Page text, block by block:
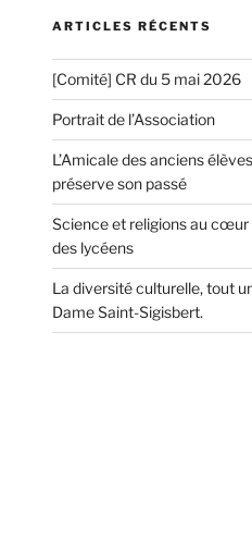
ARTICLES RÉCENTS
[Comité] CR du 5 mai 2026
Portrait de l’Association
L’Amicale des anciens
préserve son passé
Science et religions au cœur
des lycéens
La diversité culturelle, tout
Dame Saint-Sigisbert.